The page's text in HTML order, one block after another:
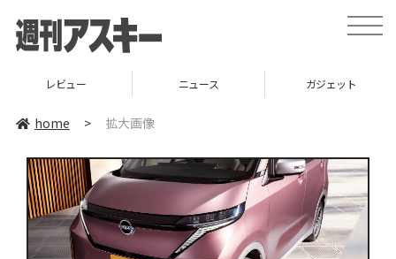
toggle
レビュー ニュース ガジェット
home > 拡大画像